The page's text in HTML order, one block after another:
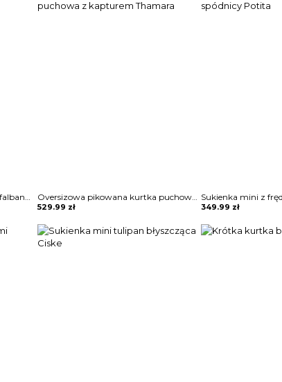
Sukienka mini z asymetryczną falbaną Maguelonne Oversizowa pikowana kurtka puchowa z kapturem Thamara
529.99 zł 349.99 zł